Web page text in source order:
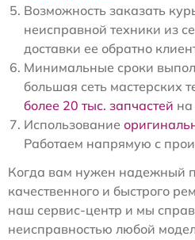
Возможность заказать
неисправной техники из
доставки ее обратно
Минимальные сроки
большая сеть мастерских
более 20 тыс. запчастей на
Использование
Работаем напрямую с
Когда вам нужен надежный
качественного и быстрого
наш сервис-центр и мы
неисправностью любой